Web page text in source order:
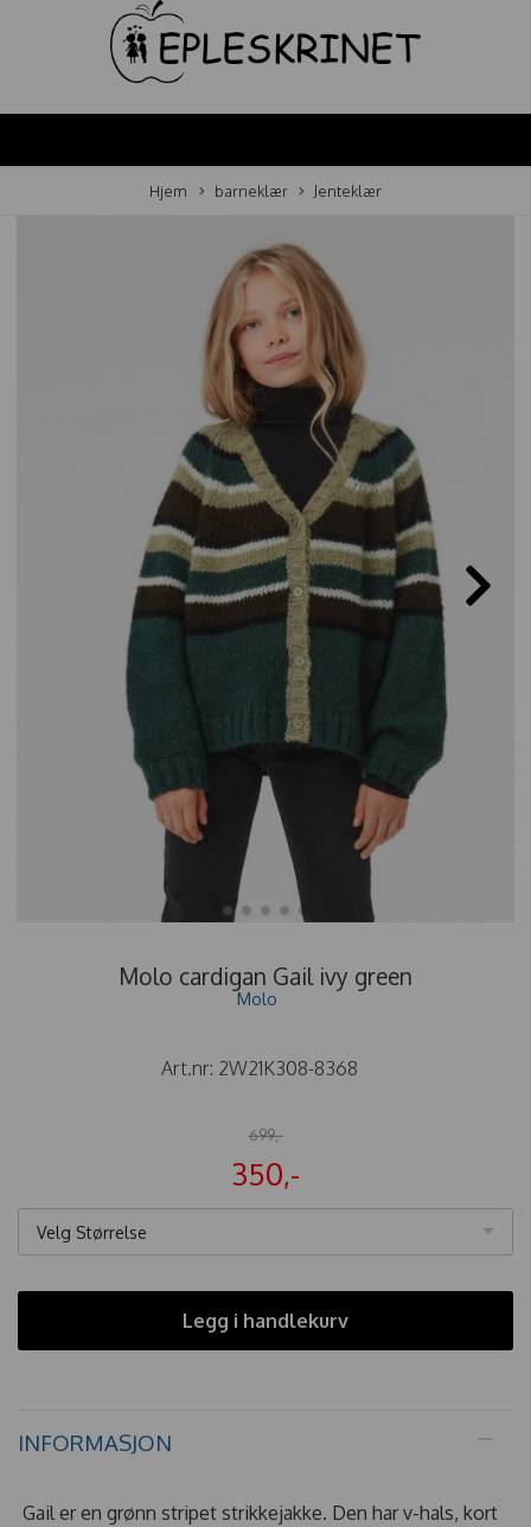
Hjem barneklær Jenteklær
Molo cardigan Gail ivy green
Molo
Art.nr: 2W21K308-8368
699,-
350,-
Velg Størrelse
Legg i handlekurv
INFORMASJON
Gail er en grønn stripet strikkejakke. Den har v-hals, kort